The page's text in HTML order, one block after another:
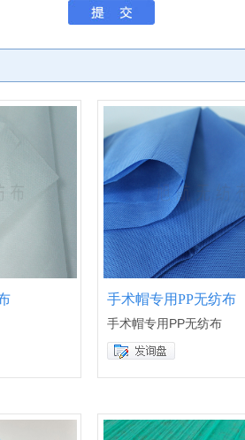
手术帽专用PP无纺布
手术帽专用PP无纺布